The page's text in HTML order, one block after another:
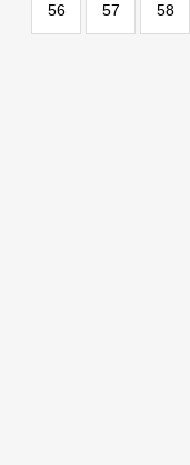
56 57 58